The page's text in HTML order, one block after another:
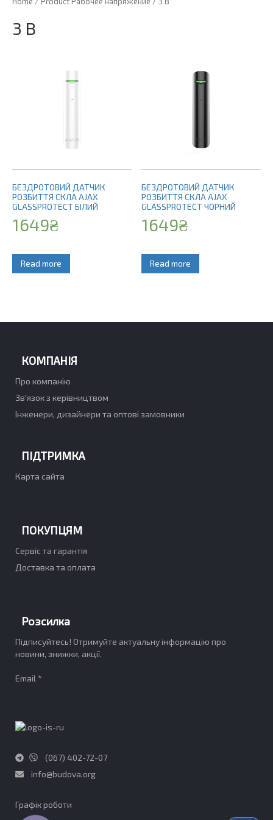
3 B
БЕЗДРОТОВИЙ ДАТЧИК
РОЗБИТТЯ СКЛА AJAX
GLASSPROTECT БІЛИЙ
1649₴
Read more
БЕЗДРОТОВИЙ ДАТЧИК
РОЗБИТТЯ СКЛА AJAX
GLASSPROTECT ЧОРНИЙ
1649₴
Read more
КОМПАНІЯ
Про компанію
Зв'язок з керівництвом
Інженери, дизайнери та оптові замовники
ПІДТРИМКА
Карта сайта
ПОКУПЦЯМ
Сервіс та гарантія
Доставка та оплата
Розсилка
Підписуйтесь! Отримуйте актуальну інформацію про
новини, знижки, акції.
Email *
(067) 402-72-07
info@budova.org
Графік роботи​